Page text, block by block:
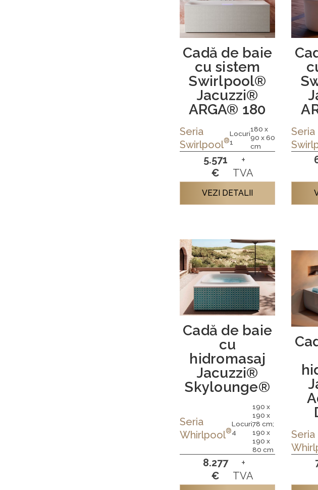
Cadă de baie
cu sistem
Swirlpool®
Jacuzzi®
ARGA® 180
Seria
Swirlpool®
Locuri
1
180 x
90 x 60
cm
5.571
€
+
TVA
VEZI DETALII
Seria
Cadă de baie
cu
hidromasaj
Jacuzzi®
Skylounge®
Seria
Whirlpool®
Locuri
4
190 x
190 x
78 cm;
190 x
190 x
80 cm
8.277
€
+
TVA
Seria